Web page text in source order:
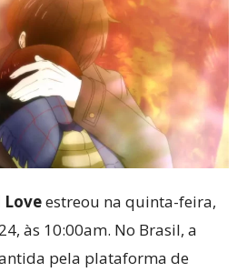
Loveestreou na quinta-feira,
às 10:00am. No Brasil, a
pela plataforma de